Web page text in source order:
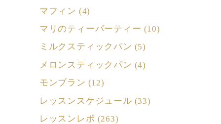
マフィン (4)
マリのティーパーティー (10)
ミルクスティックパン (5)
メロンスティックパン (4)
モンブラン (12)
レッスンスケジュール (33)
レッスンレポ (263)